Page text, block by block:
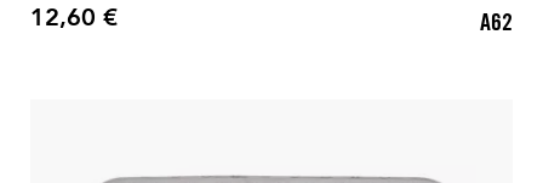
Preis
12,60 € A62